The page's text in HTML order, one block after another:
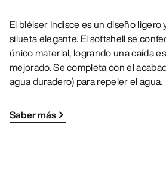
El bléiser Indisce es un diseño
silueta elegante. El softshell se
único material, logrando una caída
mejorado. Se completa con el
agua duradero) para repeler el agua.
Saber más